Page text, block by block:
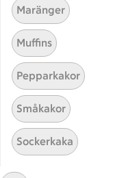
Maränger
Muffins
Pepparkakor
Småkakor
Sockerkaka